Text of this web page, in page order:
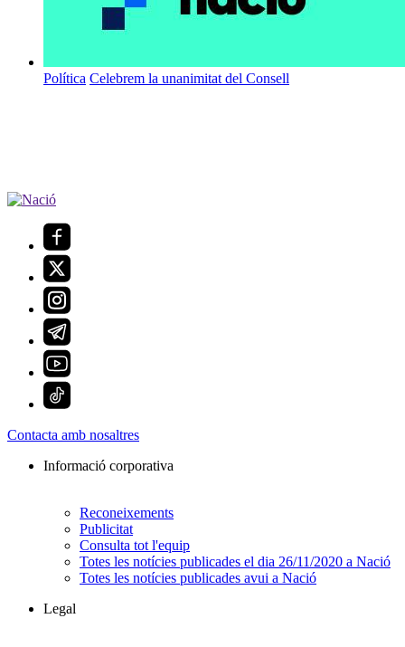
Política Celebrem la unanimitat del Consell
Contacta amb nosaltres
Informació corporativa
Reconeixements
Publicitat
Consulta tot l'equip
Totes les notícies publicades el dia 26/11/2020 a Nació
Totes les notícies publicades avui a Nació
Legal